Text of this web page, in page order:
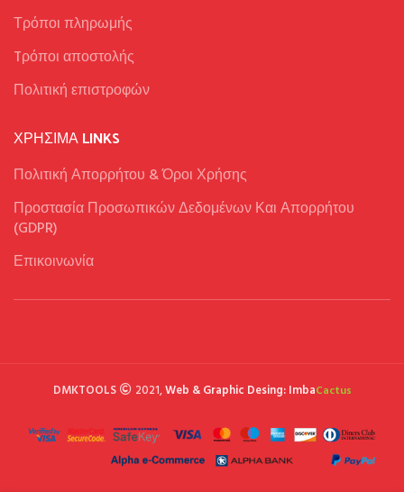
Τρόποι πληρωμής
Tρόποι αποστολής
Πολιτική επιστροφών
ΧΡΉΣΙΜΑ LINKS
Πολιτική Απορρήτου & Όροι Χρήσης
Προστασία Προσωπικών Δεδομένων Και Απορρήτου
(GDPR)
Επικοινωνία
DMKTOOLS 2021,Web & Graphic Desing: ImbaCactus